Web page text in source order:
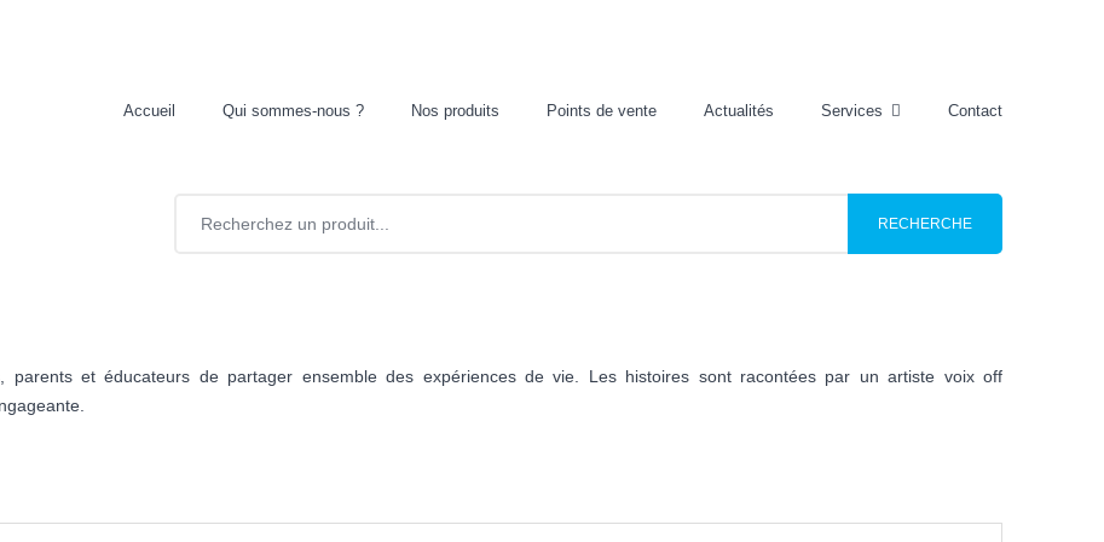
Accueil Qui sommes-nous ? Nos produits Points de vente Actualités Services Contact
et éducateurs de partager ensemble des expériences de vie. Les histoires sont racontées par un artiste voix off